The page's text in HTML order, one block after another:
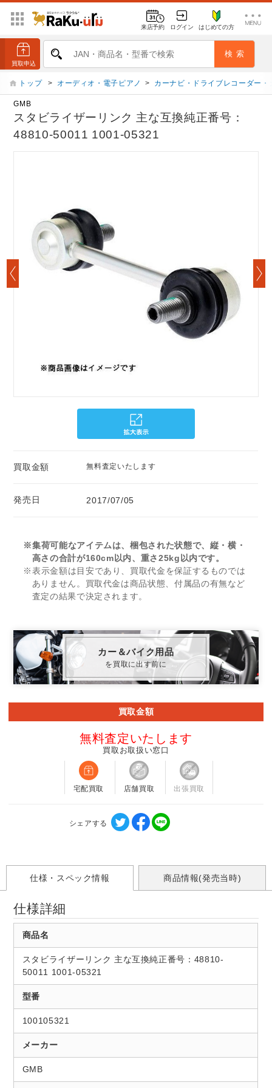
来店予約 ログイン はじめての方
トップ > オーディオ・電子ピアノ > カーナビ・ドライブレコーダー・
GMB
スタビライザーリンク 主な互換純正番号：
48810-50011 1001-05321
買取金額 無料査定いたします
発売日 2017/07/05
※集荷可能なアイテムは、梱包された状態で、縦・横・
高さの合計が160cm以内、重さ25kg以内です。
※表示金額は目安であり、買取代金を保証するものでは
ありません。買取代金は商品状態、付属品の有無など
査定の結果で決定されます。
カー＆バイク用品
を買取に出す前に
買取金額
無料査定いたします
買取お取扱い窓口
宅配買取 店舗買取 出張買取
シェアする
仕様・スペック情報 商品情報(発売当時)
仕様詳細
商品名
スタビライザーリンク 主な互換純正番号：48810-
50011 1001-05321
型番
100105321
メーカー
GMB